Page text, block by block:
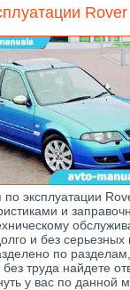
эксплуатации
и
и без серьезных
по
труда найдете
у вас по данной